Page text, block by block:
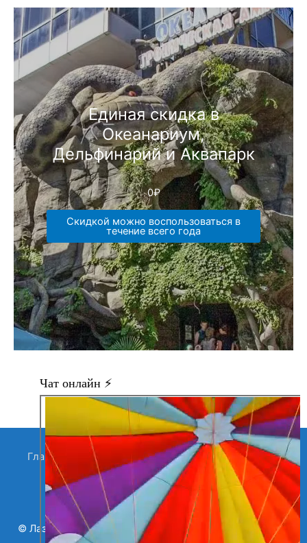
Единая скидка в
Океанариум,
Дельфинарий и Аквапарк
0₽
Скидкой можно воспользоваться в
течение всего года
Главная Все объявления Продавцы
Контакты
Магазины в Лазаревском
Search
for:
Search Button
© Лазаревское и Цены (2026)| Мой поиск | Тел: 8-918-